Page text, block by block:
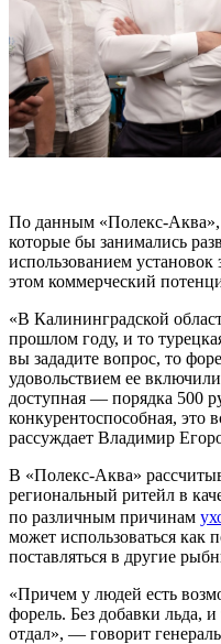
По данным «Полекс-Аква»,
которые бы занимались
использованием
этом коммерческий
«В Калининградской
прошлом году, и то
вы зададите вопрос, то
удовольствием ее
доступная — порядка 500
конкурентоспособная,
рассуждает Владимир
В «Полекс-Аква»
региональный ритейл в
по различным причинам
может использоваться как
поставляться в другие
«Причем у людей есть
форель. Без добавки льда,
отдал», — говорит